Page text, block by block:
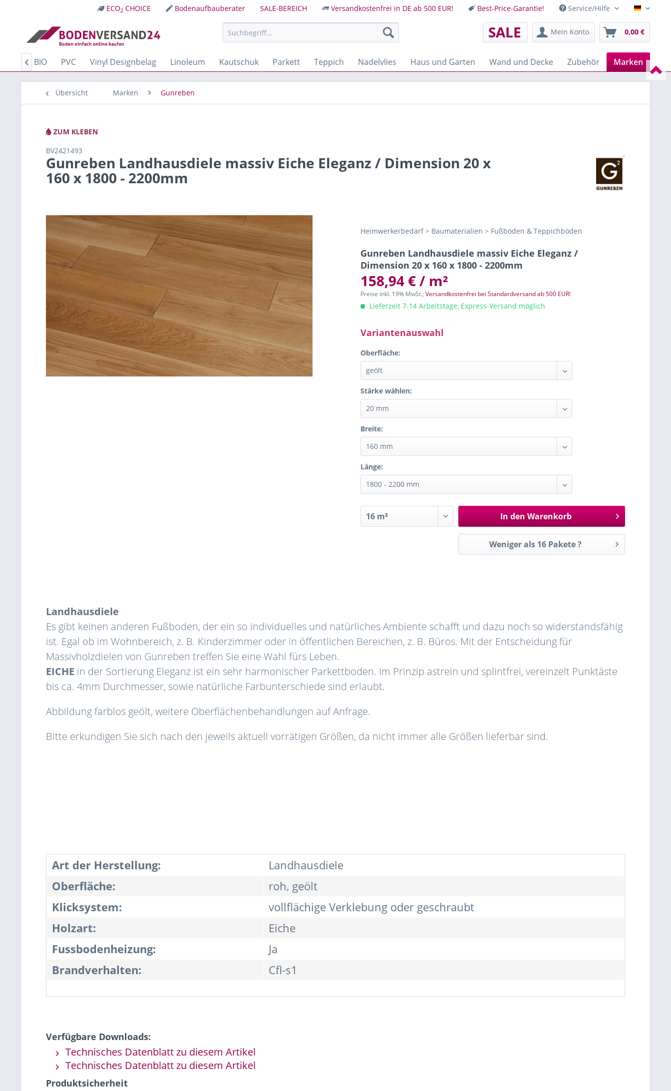
ECO2 CHOICE Bodenaufbauberater SALE-BEREICH Versandkostenfrei in DE ab 500 EUR! Best-Price-Garantie! Service/Hilfe Deutsch
SALE Mein Konto 0,00 €
BIO PVC Vinyl Designbelag Linoleum Kautschuk Parkett Teppich Nadelvlies Haus und Garten Wand und Decke Zubehör Marken

Übersicht Marken Gunreben
ZUM KLEBEN
BV2421493
Gunreben Landhausdiele massiv Eiche Eleganz / Dimension 20 x
160 x 1800 - 2200mm
Heimwerkerbedarf > Baumaterialien > Fußböden & Teppichböden
Gunreben Landhausdiele massiv Eiche Eleganz /
Dimension 20 x 160 x 1800 - 2200mm
158,94 € / m²
Preise inkl. 19% MwSt.;Versandkostenfrei bei Standardversand ab 500 EUR!
Lieferzeit 7-14 Arbeitstage, Express-Versand möglich
Variantenauswahl
Oberfläche:
Stärke wählen:
Breite:
Länge:
In den Warenkorb
Weniger als 16 Pakete ?
Landhausdiele
Es gibt keinen anderen Fußboden, der ein so individuelles und natürliches Ambiente schafft und dazu noch so widerstandsfähig
ist. Egal ob im Wohnbereich, z. B. Kinderzimmer oder in öffentlichen Bereichen, z. B. Büros. Mit der Entscheidung für
Massivholzdielen von Gunreben treffen Sie eine Wahl fürs Leben.
EICHE in der Sortierung Eleganz ist ein sehr harmonischer Parkettboden. Im Prinzip astrein und splintfrei, vereinzelt Punktäste
bis ca. 4mm Durchmesser, sowie natürliche Farbunterschiede sind erlaubt.
Abbildung farblos geölt, weitere Oberflächenbehandlungen auf Anfrage.
Bitte erkundigen Sie sich nach den jeweils aktuell vorrätigen Größen, da nicht immer alle Größen lieferbar sind.
Art der Herstellung:
Landhausdiele
Oberfläche:
roh, geölt
Klicksystem:
vollflächige Verklebung oder geschraubt
Holzart:
Eiche
Fussbodenheizung:
Ja
Brandverhalten:
Cfl-s1
Verfügbare Downloads:
Technisches Datenblatt zu diesem Artikel
Technisches Datenblatt zu diesem Artikel
Produktsicherheit